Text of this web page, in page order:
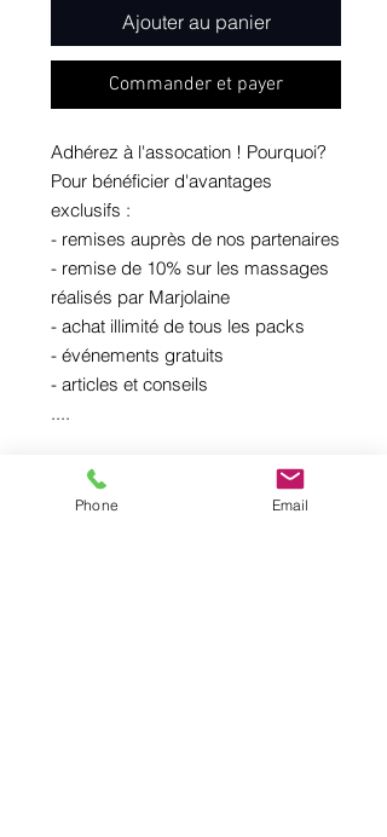
Ajouter au panier
Commander et payer
Adhérez à l'assocation ! Pourquoi?
Pour bénéficier d'avantages
exclusifs :
- remises auprès de nos partenaires
- remise de 10% sur les massages
réalisés par Marjolaine
- achat illimité de tous les packs
- événements gratuits
- articles et conseils
....
Phone Email